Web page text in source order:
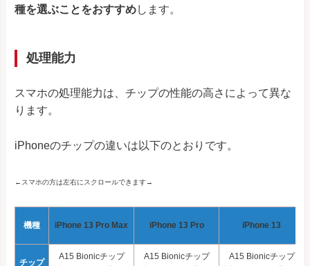
種を選ぶことをおすすめします。
処理能力
スマホの処理能力は、チップの性能の高さによって異な
ります。
iPhoneのチップの違いは以下のとおりです。
←スマホの方は左右にスクロールできます→
機種 iPhone 13 Pro Max iPhone 13 Pro iPhone 13
チップ
A15 Bionicチップ
A15 Bionicチップ
A15 Bionicチップ